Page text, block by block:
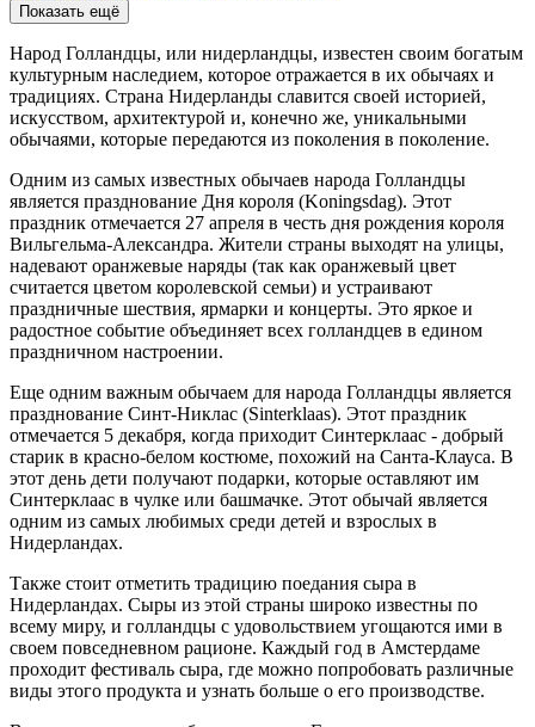
Показать ещё
Народ Голландцы, или нидерландцы, известен своим богатым
культурным наследием, которое отражается в их обычаях и
традициях. Страна Нидерланды славится своей историей,
искусством, архитектурой и, конечно же, уникальными
обычаями, которые передаются из поколения в поколение.
Одним из самых известных обычаев народа Голландцы
является празднование Дня короля (Koningsdag). Этот
праздник отмечается 27 апреля в честь дня рождения короля
Вильгельма-Александра. Жители страны выходят на улицы,
надевают оранжевые наряды (так как оранжевый цвет
считается цветом королевской семьи) и устраивают
праздничные шествия, ярмарки и концерты. Это яркое и
радостное событие объединяет всех голландцев в едином
праздничном настроении.
Еще одним важным обычаем для народа Голландцы является
празднование Синт-Никлас (Sinterklaas). Этот праздник
отмечается 5 декабря, когда приходит Синтерклаас - добрый
старик в красно-белом костюме, похожий на Санта-Клауса. В
этот день дети получают подарки, которые оставляют им
Синтерклаас в чулке или башмачке. Этот обычай является
одним из самых любимых среди детей и взрослых в
Нидерландах.
Также стоит отметить традицию поедания сыра в
Нидерландах. Сыры из этой страны широко известны по
всему миру, и голландцы с удовольствием угощаются ими в
своем повседневном рационе. Каждый год в Амстердаме
проходит фестиваль сыра, где можно попробовать различные
виды этого продукта и узнать больше о его производстве.